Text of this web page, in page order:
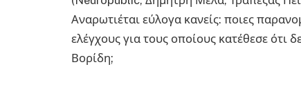
Αναρωτιέται εύλογα κανείς: ποιες
ελέγχους για τους οποίους κατέθεσε ότι
Βορίδη;